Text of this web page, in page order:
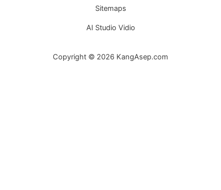
Sitemaps
AI Studio Vidio
Copyright © 2026 KangAsep.com